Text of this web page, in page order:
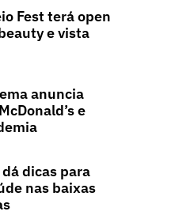
Fest terá open
e vista
anuncia
e
dicas para
nas baixas